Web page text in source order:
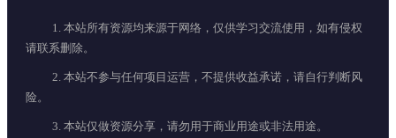
1. 本站所有资源均来源于网络，仅供学习交流使用，如有侵权
请联系删除。
2. 本站不参与任何项目运营，不提供收益承诺，请自行判断风
险。
3. 本站仅做资源分享，请勿用于商业用途或非法用途。